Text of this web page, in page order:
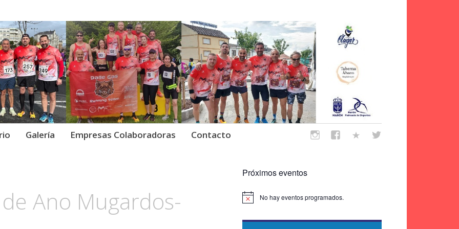
Running Team ·
Running Team.
Galería Empresas Colaboradoras Contacto
Ano Mugardos-
Próximos eventos
Aviso No hay eventos programados.